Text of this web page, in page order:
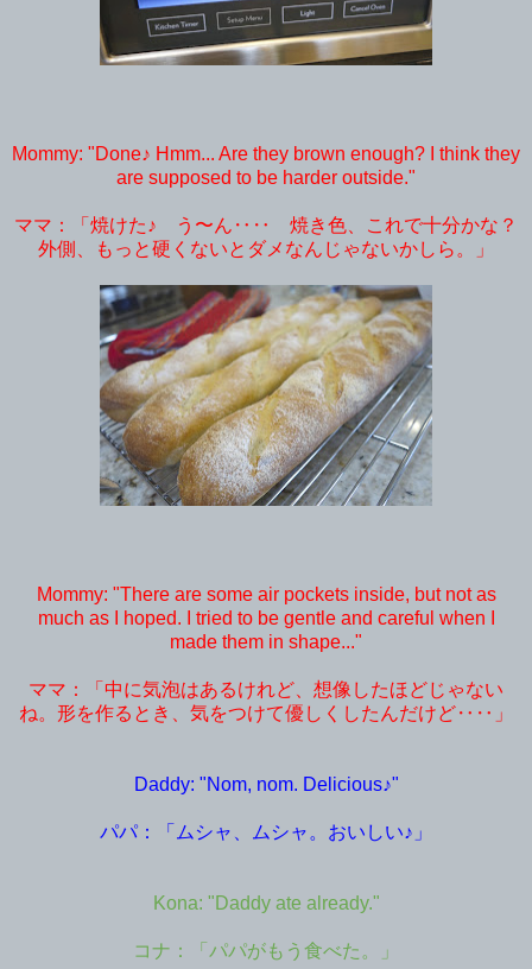
Mommy: "Done♪ Hmm... Are they brown enough? I think they
are supposed to be harder outside."
ママ：「焼けた♪ う〜ん‥‥ 焼き色、これで十分かな？
外側、もっと硬くないとダメなんじゃないかしら。」
Mommy: "There are some air pockets inside, but not as
much as I hoped. I tried to be gentle and careful when I
made them in shape..."
ママ：「中に気泡はあるけれど、想像したほどじゃない
ね。形を作るとき、気をつけて優しくしたんだけど‥‥」
Daddy: "Nom, nom. Delicious♪"
パパ：「ムシャ、ムシャ。おいしい♪」
Kona: "Daddy ate already."
コナ：「パパがもう食べた。」